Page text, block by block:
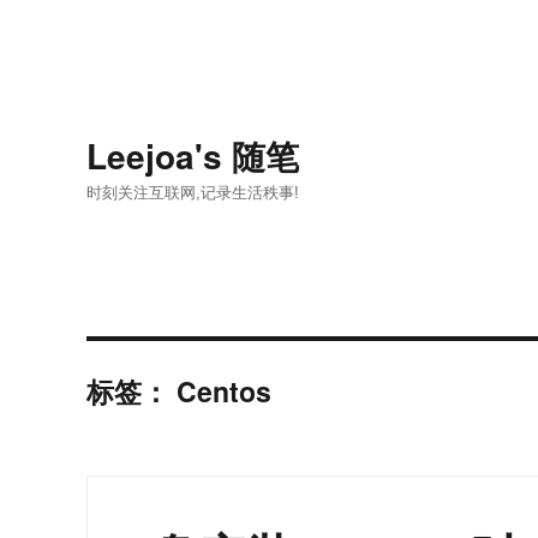
Leejoa's 随笔
时刻关注互联网,记录生活秩事!
标签： Centos